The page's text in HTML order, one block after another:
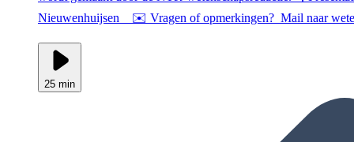
Nieuwenhuijsen ✉️ Vragen of opmerkingen? Mail naar
25 min